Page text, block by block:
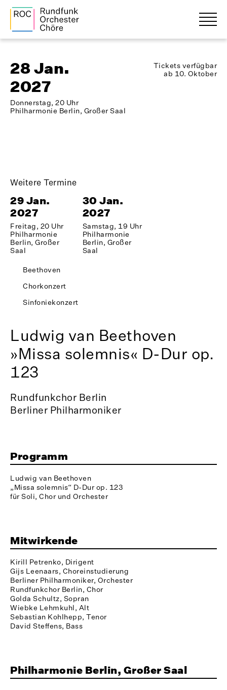
28 Jan.
2027
Donnerstag, 20 Uhr
Philharmonie Berlin, Großer Saal
Tickets verfügbar
ab 10. Oktober
Weitere Termine
29 Jan.
2027
Freitag, 20 Uhr
Philharmonie
Berlin, Großer
Saal
30 Jan.
2027
Samstag, 19 Uhr
Philharmonie
Berlin, Großer
Saal
Beethoven
Chorkonzert
Sinfoniekonzert
Ludwig van Beethoven
»Missa solemnis« D-Dur op.
123
Rundfunkchor Berlin
Berliner Philharmoniker
Programm
Ludwig van Beethoven
„Missa solemnis“ D-Dur op. 123
für Soli, Chor und Orchester
Mitwirkende
Kirill Petrenko, Dirigent
Gijs Leenaars, Choreinstudierung
Berliner Philharmoniker, Orchester
Rundfunkchor Berlin, Chor
Golda Schultz, Sopran
Wiebke Lehmkuhl, Alt
Sebastian Kohlhepp, Tenor
David Steffens, Bass
Philharmonie Berlin, Großer Saal